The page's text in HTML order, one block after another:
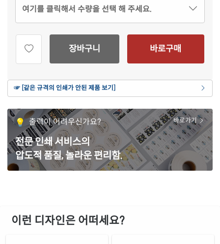
CL568G-DV094잉크젯, 레이저 겸용
재질 설명
CL568P-DV094
잉크젯, 레이저 겸용
재질 설명
재질 설명
갈색 크라프트
CL568KR-DV094잉크젯, 레이저 겸용
주황색 모조
CL568TO-DV094잉크젯, 레이저 겸용
재질 설명
빨간색 모조
CL568TR-DV094잉크젯, 레이저 겸용
재질 설명
CL568TY-DV094
잉크젯, 레이저 겸용
여기를 클릭해서 수량을 선택 해 주세요.
장바구니 바로구매
☞ [같은 규격의 인쇄가 안된 제품 보기]
출력이 어려우신가요?
전문 인쇄 서비스의
압도적 품질, 놀라운 편리함.
바로가기
이런 디자인은 어떠세요?